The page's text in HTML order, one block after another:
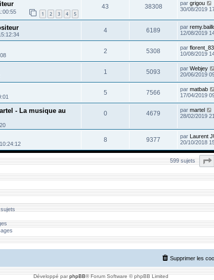
1 2 3 4 5
43 38308 par grigou
30/08/2019
4 6189 par
12/08/2019
2 5308 par florent_83
10/08/2019
1 5093 par Webjey
20/06/2019
5 7566 par matbab
17/04/2019
- La musique au
0 4679 par martel
28/02/2019
8 9377 par Laurent
20/10/2018
599 sujets
Supprimer les
Développé parphpBB® Forum Software © phpBB Limited